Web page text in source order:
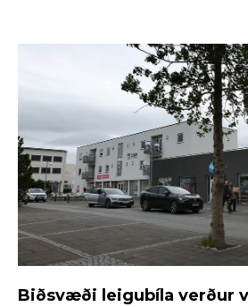
Biðsvæði leigubíla verður